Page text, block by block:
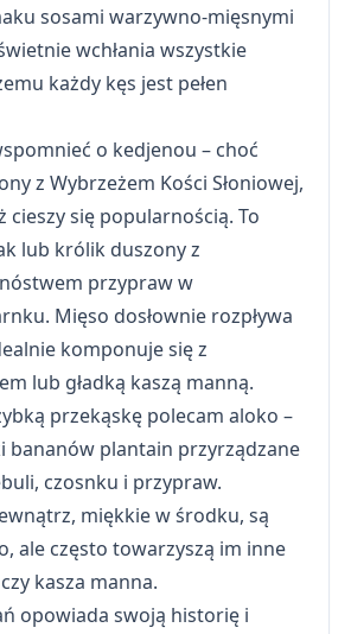
sosami warzywno-mięsnymi
wchłania wszystkie
każdy kęs jest pełen
o kedjenou – choć
z Wybrzeżem Kości Słoniowej,
cieszy się popularnością. To
lub królik duszony z
przypraw w
Mięso dosłownie rozpływa
komponuje się z
lub gładką kaszą manną.
przekąskę polecam aloko –
bananów plantain przyrządzane
czosnku i przypraw.
miękkie w środku, są
ale często towarzyszą im inne
kasza manna.
opowiada swoją historię i